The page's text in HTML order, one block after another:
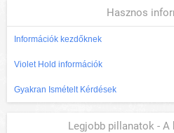
Hasznos
Információk kezdőknek
Violet Hold információk
Gyakran Ismételt Kérdések
Legjobb pillanatok - A